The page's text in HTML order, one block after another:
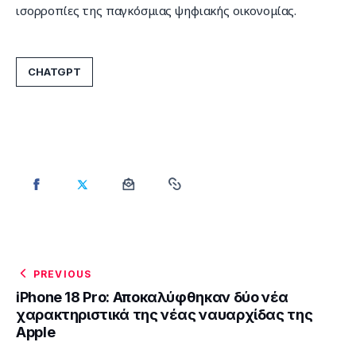
ισορροπίες της παγκόσμιας ψηφιακής οικονομίας.
CHATGPT
PREVIOUS
iPhone 18 Pro: Αποκαλύφθηκαν δύο νέα
χαρακτηριστικά της νέας ναυαρχίδας της
Apple